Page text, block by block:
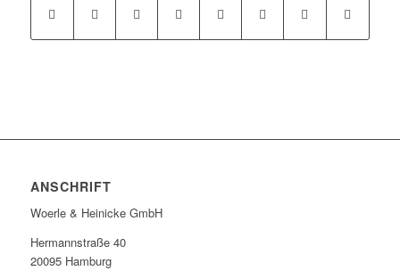
ANSCHRIFT
Woerle & Heinicke GmbH
Hermannstraße 40
20095 Hamburg